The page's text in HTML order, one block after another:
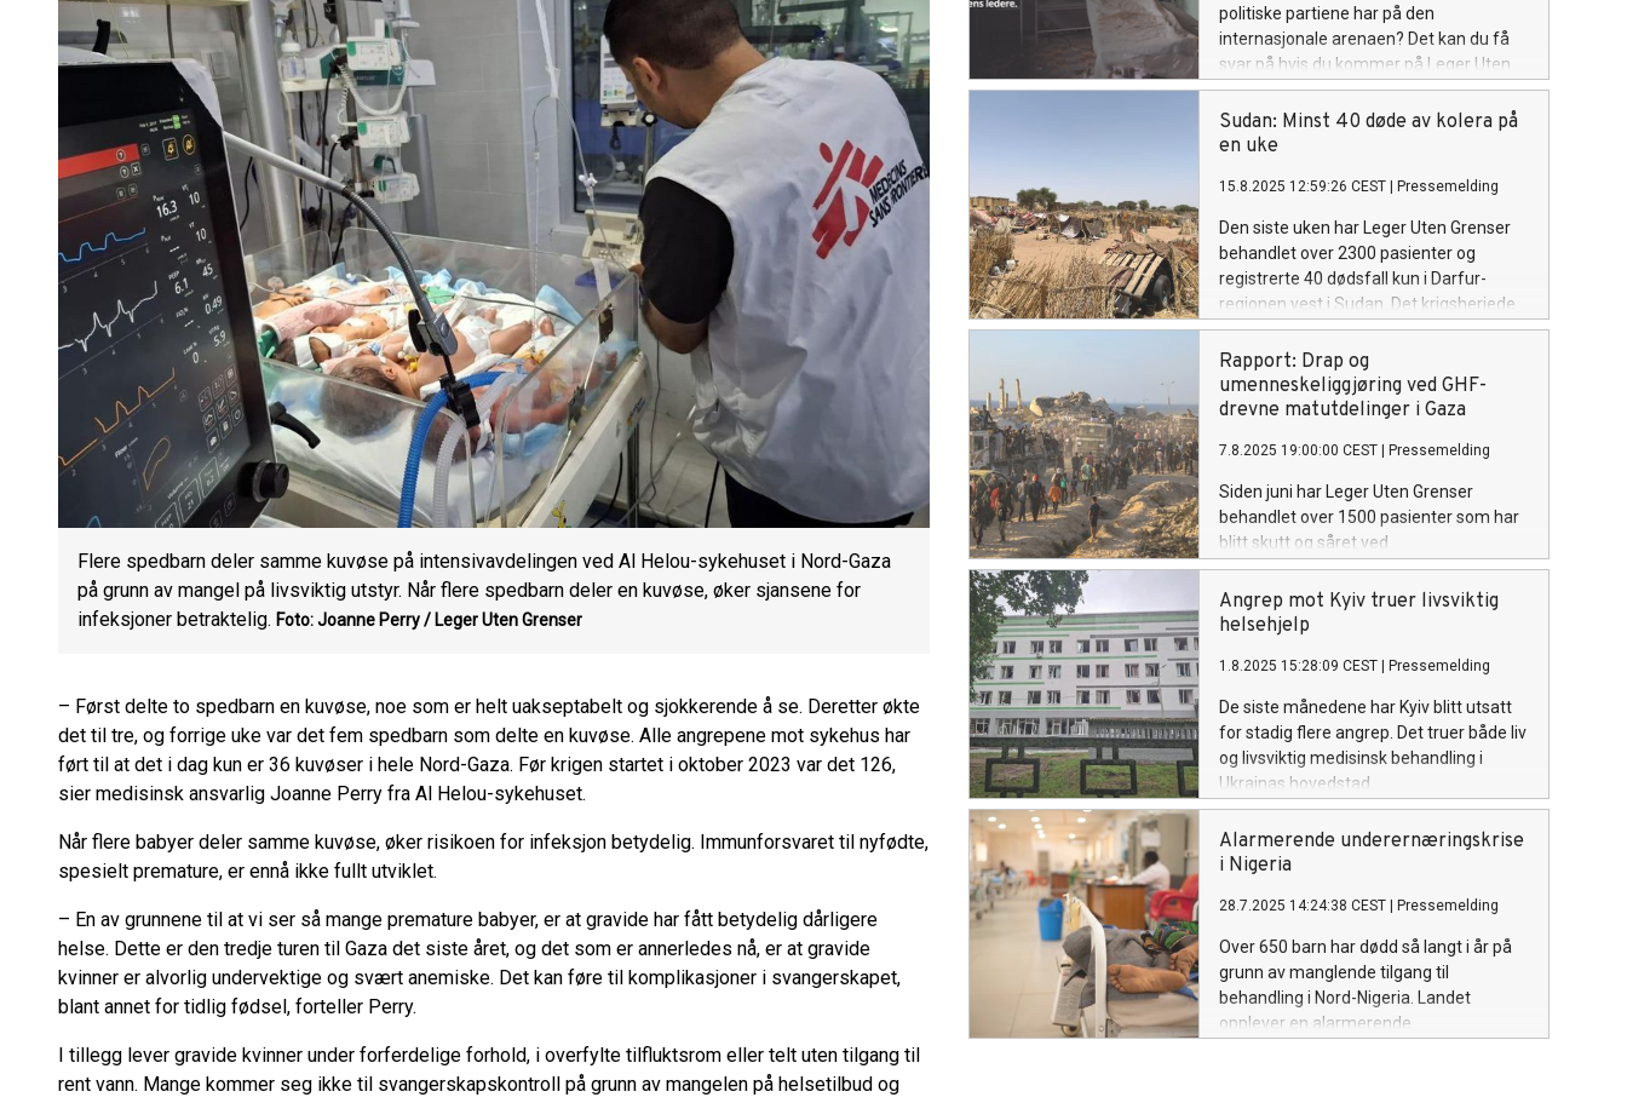
Flere spedbarn deler samme kuvøse på intensivavdelingen ved Al Helou-sykehuset i Nord-Gaza
på grunn av mangel på livsviktig utstyr. Når flere spedbarn deler en kuvøse, øker sjansene for
infeksjoner betraktelig. Foto: Joanne Perry / Leger Uten Grenser
– Først delte to spedbarn en kuvøse, noe som er helt uakseptabelt og sjokkerende å se. Deretter økte
det til tre, og forrige uke var det fem spedbarn som delte en kuvøse. Alle angrepene mot sykehus har
ført til at det i dag kun er 36 kuvøser i hele Nord-Gaza. Før krigen startet i oktober 2023 var det 126,
sier medisinsk ansvarlig Joanne Perry fra Al Helou-sykehuset.
Når flere babyer deler samme kuvøse, øker risikoen for infeksjon betydelig. Immunforsvaret til nyfødte,
spesielt premature, er ennå ikke fullt utviklet.
– En av grunnene til at vi ser så mange premature babyer, er at gravide har fått betydelig dårligere
helse. Dette er den tredje turen til Gaza det siste året, og det som er annerledes nå, er at gravide
kvinner er alvorlig undervektige og svært anemiske. Det kan føre til komplikasjoner i svangerskapet,
blant annet for tidlig fødsel, forteller Perry.
I tillegg lever gravide kvinner under forferdelige forhold, i overfylte tilfluktsrom eller telt uten tilgang til
rent vann. Mange kommer seg ikke til svangerskapskontroll på grunn av mangelen på helsetilbud og
politiske partiene har på den
internasjonale arenaen? Det kan du få
svar på hvis du kommer på Leger Uten
Grensers paneldebatt på Ingensteds i
Oslo i kveld.
Sudan: Minst 40 døde av kolera på
en uke
15.8.2025 12:59:26 CEST Pressemelding
Den siste uken har Leger Uten Grenser
behandlet over 2300 pasienter og
registrerte 40 dødsfall kun i Darfur-
regionen vest i Sudan. Det krigsherjede
landet opplever det verste
kolerautbruddet på mange år.
Rapport: Drap og
umenneskeliggjøring ved GHF-
drevne matutdelinger i Gaza
7.8.2025 19:00:00 CEST Pressemelding
Siden juni har Leger Uten Grenser
behandlet over 1500 pasienter som har
blitt skutt og såret ved
matutdelingssteder som drives av den
såkalte Gaza Humanitarian Foundation
(GHF), viser en fersk rapport.
Angrep mot Kyiv truer livsviktig
helsehjelp
1.8.2025 15:28:09 CEST Pressemelding
De siste månedene har Kyiv blitt utsatt
for stadig flere angrep. Det truer både liv
og livsviktig medisinsk behandling i
Ukrainas hovedstad.
Alarmerende underernæringskrise
i Nigeria
28.7.2025 14:24:38 CEST Pressemelding
Over 650 barn har dødd så langt i år på
grunn av manglende tilgang til
behandling i Nord-Nigeria. Landet
opplever en alarmerende